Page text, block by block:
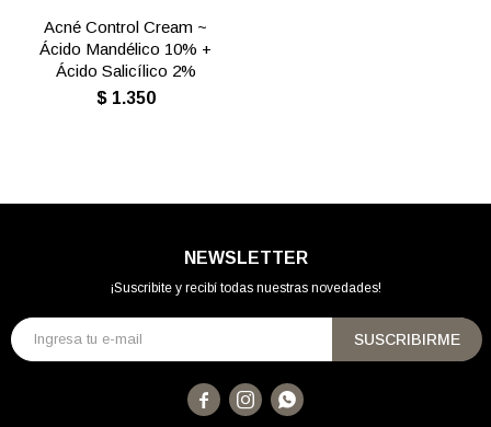
Acné Control Cream ~
Ácido Mandélico 10% +
Ácido Salicílico 2%
$ 1.350
NEWSLETTER
¡Suscribite y recibí todas nuestras novedades!
SUSCRIBIRME
  